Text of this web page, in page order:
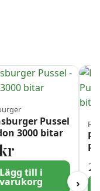
Pussel
3000 bitar
Lägg till i
varukorg ›